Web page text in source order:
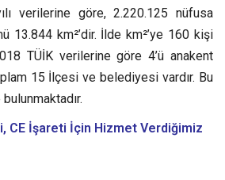
verilerine göre, 2.220.125 nüfusa
13.844 km²’dir. İlde km²’ye 160 kişi
TÜİK verilerine göre 4’ü anakent
15 İlçesi ve belediyesi vardır. Bu
CE İşareti İçin Hizmet Verdiğimiz